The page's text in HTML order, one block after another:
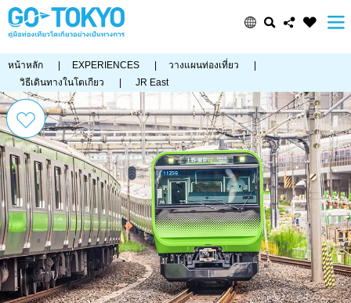
หน้าหลัก EXPERIENCES วางแผนท่องเที่ยว
วิธีเดินทางในโตเกียว
JR East